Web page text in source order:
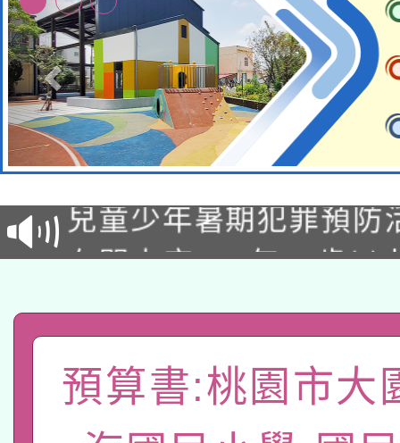
有關原住民族委員會
公告之原住民族歲時祭
一案。
兒童少年暑期犯罪預防
答一案
有關本府115年70歲以
案。
招甄選結果公告(無人
招)
適應運動共學行動站研
本館辦理115年度閱讀
暨閱讀推動專業研習
科技賦能─人工智慧
預算書:桃園市大